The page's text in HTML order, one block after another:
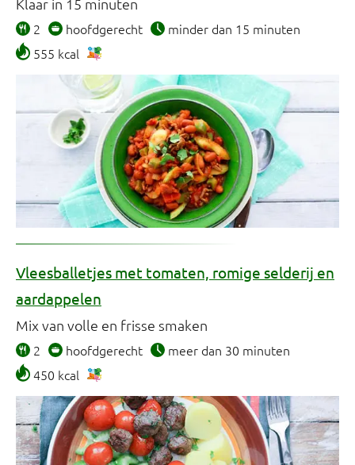
2 hoofdgerecht
minder dan 15 minuten
555 kcal
Vleesballetjes met tomaten, romige selderij en
aardappelen
Mix van volle en frisse smaken
2 hoofdgerecht
meer dan 30 minuten
450 kcal